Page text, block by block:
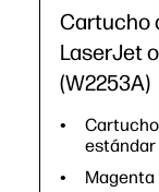
Cartucho
LaserJet
(W2253A)
estándar
Magenta